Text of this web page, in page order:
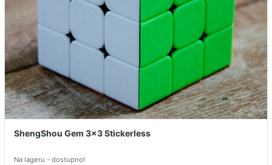
ShengShou Gem 3x3 Stickerless
Na lageru - dostupno!